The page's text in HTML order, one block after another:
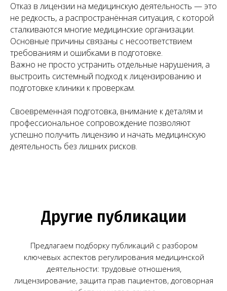
Отказ в лицензии на медицинскую деятельность — это
не редкость, а распространённая ситуация, с которой
сталкиваются многие медицинские организации.
Основные причины связаны с несоответствием
требованиям и ошибками в подготовке.
Важно не просто устранить отдельные нарушения, а
выстроить системный подход к лицензированию и
подготовке клиники к проверкам.
Своевременная подготовка, внимание к деталям и
профессиональное сопровождение позволяют
успешно получить лицензию и начать медицинскую
деятельность без лишних рисков.
+7 (968) 778-00-18
+7 (495) 188-17-82
info@melegal.ru
Telegram
О компании
Услуги
Мероприятия
Вопрос-
ответ
Контакты
Портфолио
Новости
Статьи
Работаем по всей России!